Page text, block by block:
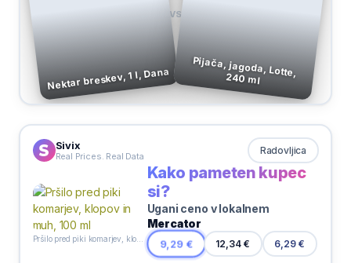
Nektar breskev, 1 l, Dana
VS
Pijača, jagoda, Lotte,
240 ml
Sivix
Real Prices. Real Data Radovljica
Kako pameten kupec
si?
Ugani ceno v lokalnem
Mercator
9,29 € 12,34 € 6,29 €